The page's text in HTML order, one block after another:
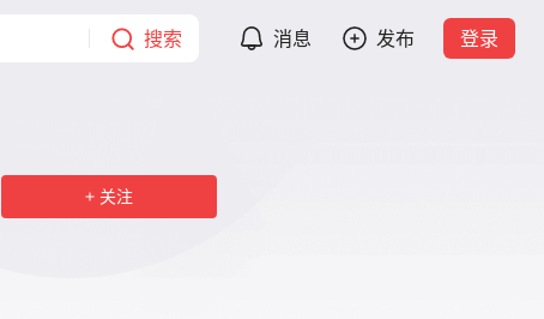
搜索 消息 发布 登录
关注